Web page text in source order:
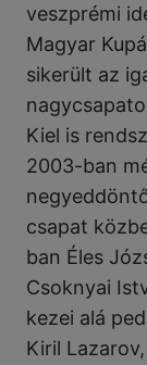
veszprémi
Magyar
sikerült az
Kiel is
2003-ban
csapat
ban Éles
Csoknyai
kezei alá
Kiril